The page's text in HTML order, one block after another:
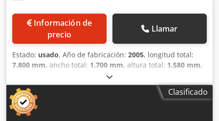
Información de
precio
Llamar
Estado: usado, Año de fabricación: 2005, longitud total:
7.800 mm, ancho total: 1.700 mm, altura total: 1.580 mm,
Color: Verde Peso en vacío: 11.000 kg Precio: Consultar -
Año de fabricación: 2005 - Documentación disponible: No -
Certificado CE: No - Control: Convencional - Transmisión:
Hidráulica - Número de rodillos [unidades]: 4 - Número de
rodillos motrices [unidades]: 2 - Grosor máximo de la
Clasificado